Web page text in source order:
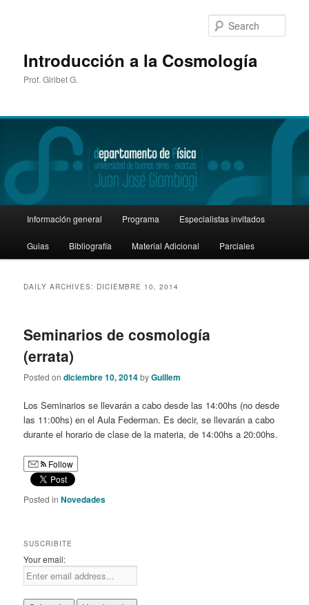
Introducción a la Cosmología
Prof. Giribet G.
Skip
to
Skip
to
Información general Programa Especialistas invitados
Guias Bibliografía Material Adicional Parciales
DAILY ARCHIVES: DICIEMBRE 10, 2014
Seminarios de cosmología
(errata)
Posted ondiciembre 10, 2014byGuillem
Los Seminarios se llevarán a cabo desde las 14:00hs (no desde
las 11:00hs) en el Aula Federman. Es decir, se llevarán a cabo
durante el horario de clase de la materia, de 14:00hs a 20:00hs.
Follow
Posted in Novedades
SUSCRIBITE
Your email: